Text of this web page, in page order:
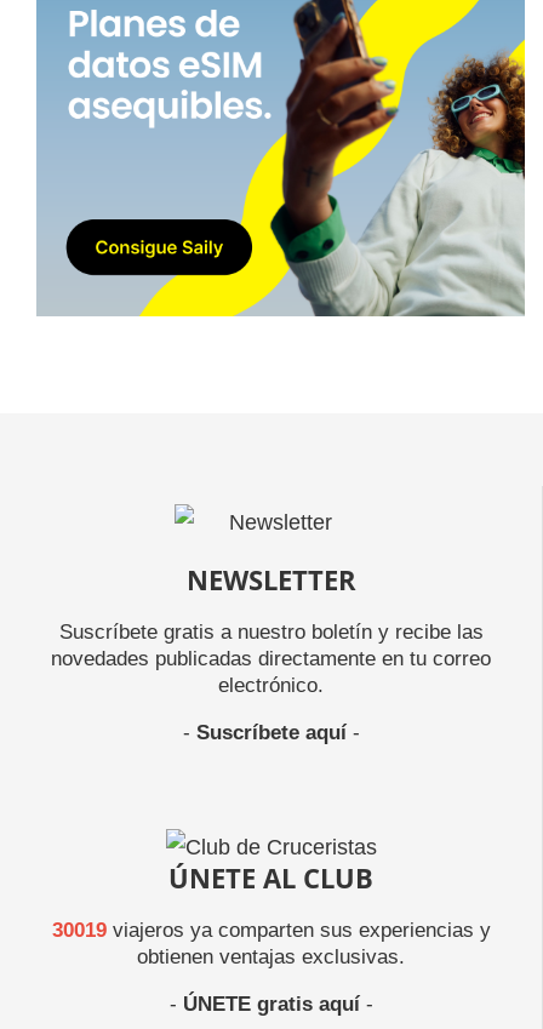
NEWSLETTER
Suscríbete gratis a nuestro boletín y recibe las
novedades publicadas directamente en tu correo
electrónico.
- Suscríbete aquí-
ÚNETE AL CLUB
30019viajeros ya comparten sus experiencias y
obtienen ventajas exclusivas.
- ÚNETE gratis aquí-